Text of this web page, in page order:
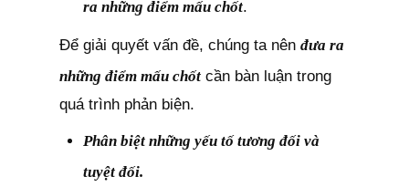
ra những điểm mấu chốt.
Để giải quyết vấn đề, chúng ta nênđưa ra
những điểm mấu chốt cần bàn luận trong
quá trình phản biện.
Phân biệt những yếu tố tương đối và
tuyệt đối.